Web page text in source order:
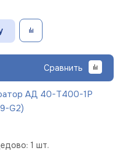
Сравнить
АД 40-Т400-1Р
G2)
1 шт.